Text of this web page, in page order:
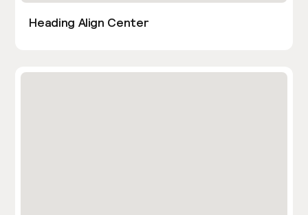
Heading Align Center